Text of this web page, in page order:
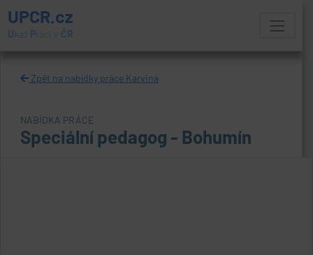
UPCR.cz
U kaž Práci v ČR
Zpět na nabídky práce Karviná
NABÍDKA PRÁCE
Speciální pedagog - Bohumín